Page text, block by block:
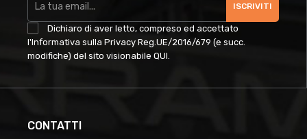
ISCRIVITI
Dichiaro di aver letto, compreso ed accettato
l'Informativa sulla Privacy Reg.UE/2016/679 (e succ.
modifiche) del sito visionabile QUI
CONTATTI